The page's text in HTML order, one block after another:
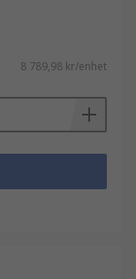
8 789,98 kr/enhet